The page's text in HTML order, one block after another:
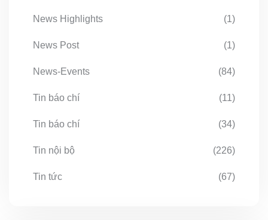
News Highlights (1)
News Post (1)
News-Events (84)
Tin báo chí (11)
Tin báo chí (34)
Tin nội bộ (226)
Tin tức (67)